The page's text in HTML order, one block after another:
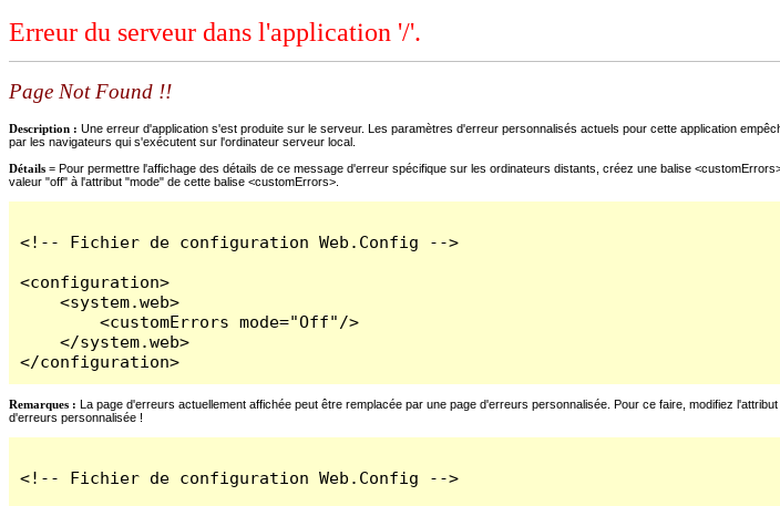
Erreur du serveur dans l'application '/'.
Page Not Found !!
Description : Une erreur d'application s'est produite sur le serveur. Les paramètres d'erreur personnalisés actuels pour cette application
par les navigateurs qui s'exécutent sur l'ordinateur serveur local.
Détails = Pour permettre l'affichage des détails de ce message d'erreur spécifique sur les ordinateurs distants, créez une balise
valeur "off" à l'attribut "mode" de cette balise <customErrors>.
<!-- Fichier de configuration Web.Config -->
<configuration>
    <system.web>
        <customErrors mode="Off"/>
    </system.web>
</configuration>
Remarques : La page d'erreurs actuellement affichée peut être remplacée par une page d'erreurs personnalisée. Pour ce faire, modifiez
d'erreurs personnalisée !
<!-- Fichier de configuration Web.Config -->